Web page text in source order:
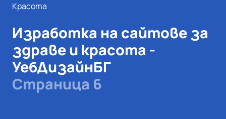
Красота
Изработка на сайтове за
здраве и красота -
УебДизайнБГ
Страница 6